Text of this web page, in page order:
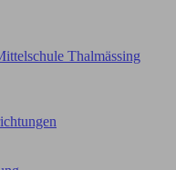
Thalmässing